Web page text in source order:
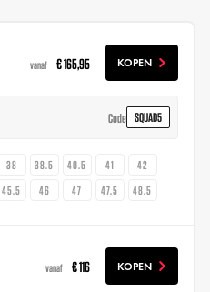
vanaf € 165,95 KOPEN
Code SQUAD5
38 38.5 40.5 41
42
45.5 46 47 47.5 48.5
vanaf € 116 KOPEN